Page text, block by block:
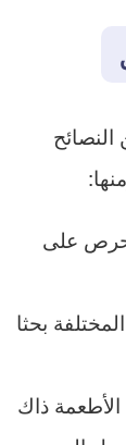
على
بحثا
ذاك